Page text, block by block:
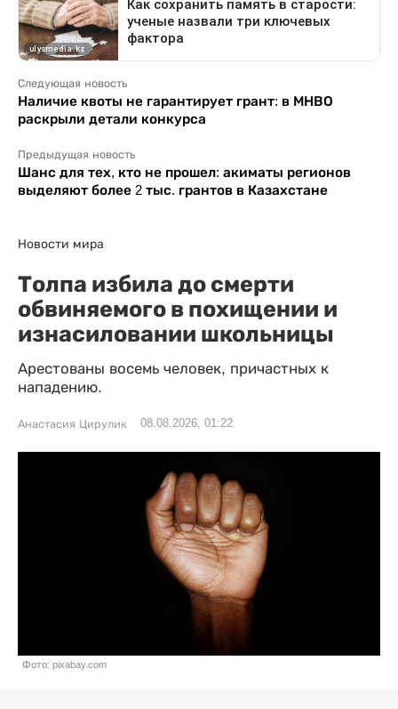
Следующая новость
Наличие квоты не гарантирует грант: в МНВО
раскрыли детали конкурса
Предыдущая новость
Шанс для тех, кто не прошел: акиматы регионов
выделяют более 2 тыс. грантов в Казахстане
Новости мира
Толпа избила до смерти
обвиняемого в похищении и
изнасиловании школьницы
Арестованы восемь человек, причастных к
нападению.
Анастасия Цирулик 08.08.2026, 01:22
Фото: pixabay.com